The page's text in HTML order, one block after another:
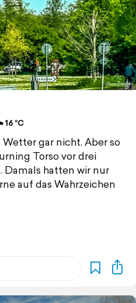
16 °C
Wetter gar nicht. Aber so
Torso vor drei
hatten wir nur
auf das Wahrzeichen